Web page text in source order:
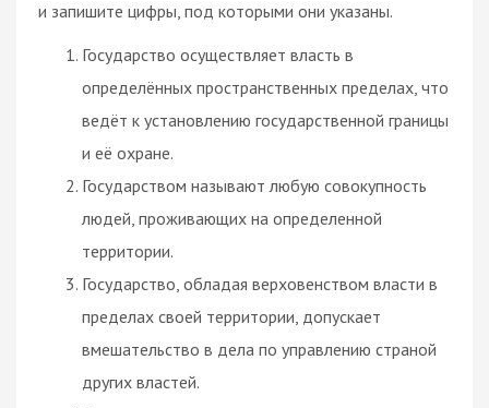
и запишите цифры, под которыми они указаны.
Государство осуществляет власть в
определённых пространственных пределах, что
ведёт к установлению государственной границы
и её охране.
Государством называют любую совокупность
людей, проживающих на определенной
территории.
Государство, обладая верховенством власти в
пределах своей территории, допускает
вмешательство в дела по управлению страной
других властей.